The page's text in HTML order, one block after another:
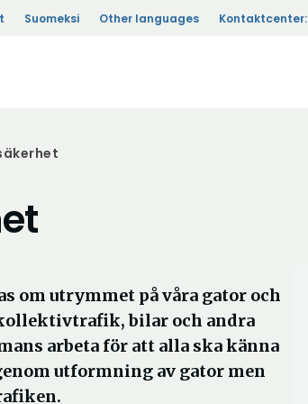
Suomeksi Other languages Kontaktcenter:
om utrymmet på våra gator och
bilar och andra
arbeta för att alla ska känna
utformning av gator men